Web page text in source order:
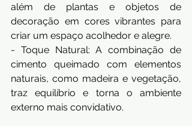
além de plantas e objetos de
decoração em cores vibrantes para
criar um espaço acolhedor e alegre.
- Toque Natural: A combinação de
cimento queimado com elementos
naturais, como madeira e vegetação,
traz equilíbrio e torna o ambiente
externo mais convidativo.